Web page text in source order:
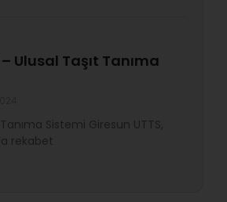
Ulusal Taşıt Tanıma
Sistemi Giresun UTTS,
rekabet